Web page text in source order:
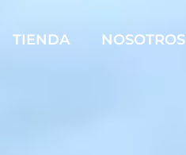
TIENDA NOSOTROS